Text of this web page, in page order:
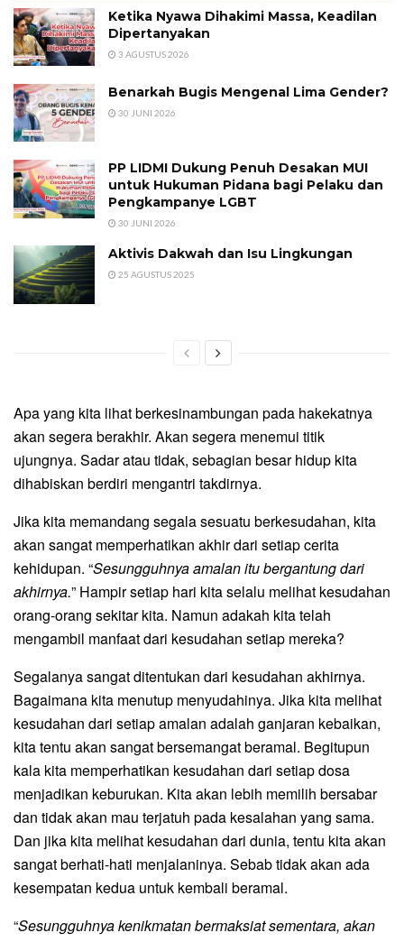
Ketika Nyawa Dihakimi Massa, Keadilan
Dipertanyakan
3 AGUSTUS 2026
Benarkah Bugis Mengenal Lima Gender?
30 JUNI 2026
PP LIDMI Dukung Penuh Desakan MUI
untuk Hukuman Pidana bagi Pelaku dan
Pengkampanye LGBT
30 JUNI 2026
Aktivis Dakwah dan Isu Lingkungan
25 AGUSTUS 2025
Apa yang kita lihat berkesinambungan pada hakekatnya
akan segera berakhir. Akan segera menemui titik
ujungnya. Sadar atau tidak, sebagian besar hidup kita
dihabiskan berdiri mengantri takdirnya.
Jika kita memandang segala sesuatu berkesudahan, kita
akan sangat memperhatikan akhir dari setiap cerita
kehidupan. “Sesungguhnya amalan itu bergantung dari
akhirnya.” Hampir setiap hari kita selalu melihat kesudahan
orang-orang sekitar kita. Namun adakah kita telah
mengambil manfaat dari kesudahan setiap mereka?
Segalanya sangat ditentukan dari kesudahan akhirnya.
Bagaimana kita menutup menyudahinya. Jika kita melihat
kesudahan dari setiap amalan adalah ganjaran kebaikan,
kita tentu akan sangat bersemangat beramal. Begitupun
kala kita memperhatikan kesudahan dari setiap dosa
menjadikan keburukan. Kita akan lebih memilih bersabar
dan tidak akan mau terjatuh pada kesalahan yang sama.
Dan jika kita melihat kesudahan dari dunia, tentu kita akan
sangat berhati-hati menjalaninya. Sebab tidak akan ada
kesempatan kedua untuk kembali beramal.
“Sesungguhnya kenikmatan bermaksiat sementara, akan